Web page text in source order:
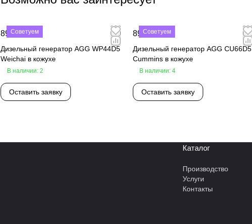
Советуем
890 000 ₽
Дизельный генератор AGG WP44D5
Weichai в кожухе
В наличии: 2
Оставить заявку
Советуем
890 000 ₽
Дизельный генератор AGG CU66D5
Cummins в кожухе
В наличии: 4
Оставить заявку
Каталог
Производство
Услуги
Контакты